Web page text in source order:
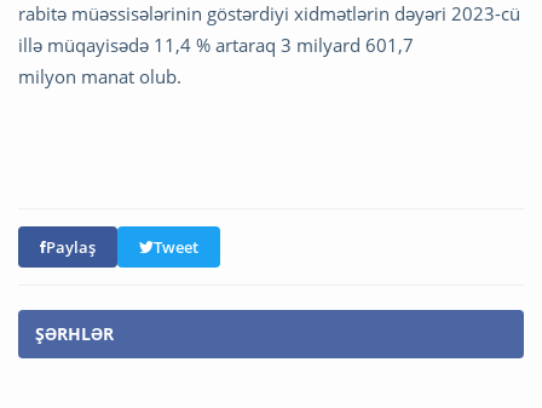
rabitə müəssisələrinin göstərdiyi xidmətlərin dəyəri 2023-cü
illə müqayisədə 11,4 % artaraq 3 milyard 601,7
milyon manat olub.
Paylaş Tweet
ŞƏRHLƏR